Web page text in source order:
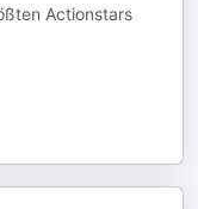
Actionstars